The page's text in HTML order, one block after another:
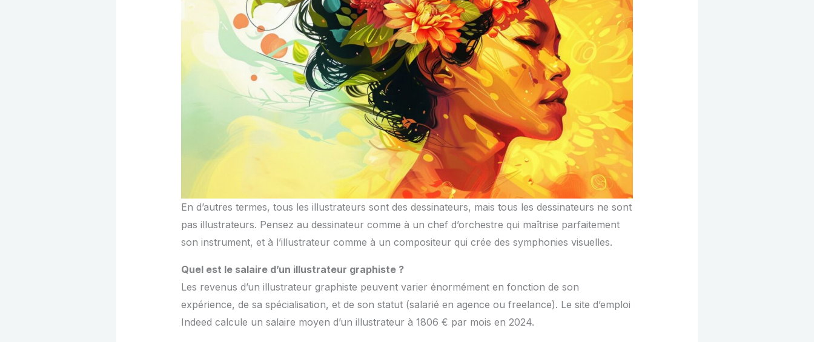
En d’autres termes, tous les illustrateurs sont des dessinateurs, mais tous les dessinateurs ne sont
pas illustrateurs. Pensez au dessinateur comme à un chef d’orchestre qui maîtrise parfaitement
son instrument, et à l’illustrateur comme à un compositeur qui crée des symphonies visuelles.
Quel est le salaire d’un illustrateur graphiste ?
Les revenus d’un illustrateur graphiste peuvent varier énormément en fonction de son
expérience, de sa spécialisation, et de son statut (salarié en agence ou freelance). Le site d’emploi
Indeed calcule un salaire moyen d’un illustrateur à 1806 € par mois en 2024.